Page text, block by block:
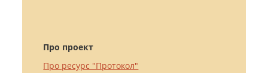
Про проект
Про ресурс "Протокол"